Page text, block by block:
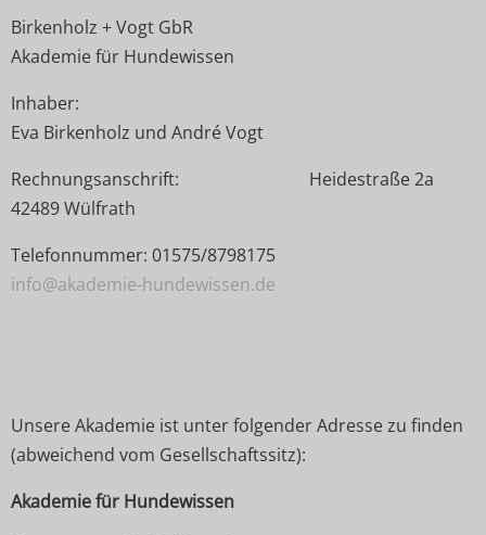
Birkenholz + Vogt GbR
Akademie für Hundewissen
Inhaber:
Eva Birkenholz und André Vogt
Rechnungsanschrift: Heidestraße 2a
42489 Wülfrath
Telefonnummer: 01575/8798175
info@akademie-hundewissen.de
Unsere Akademie ist unter folgender Adresse zu finden
(abweichend vom Gesellschaftssitz):
Akademie für Hundewissen